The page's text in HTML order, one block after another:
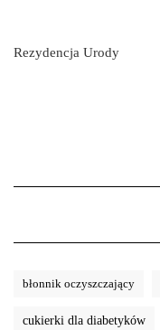
Rezydencja Urody
błonnik oczyszczający
cukierki dla diabetyków